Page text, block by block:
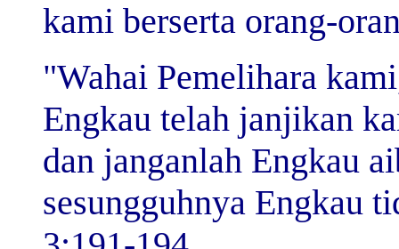
kami berserta orang-
"Wahai Pemelihara
Engkau telah janjikan
dan janganlah Engkau
sesungguhnya Engkau